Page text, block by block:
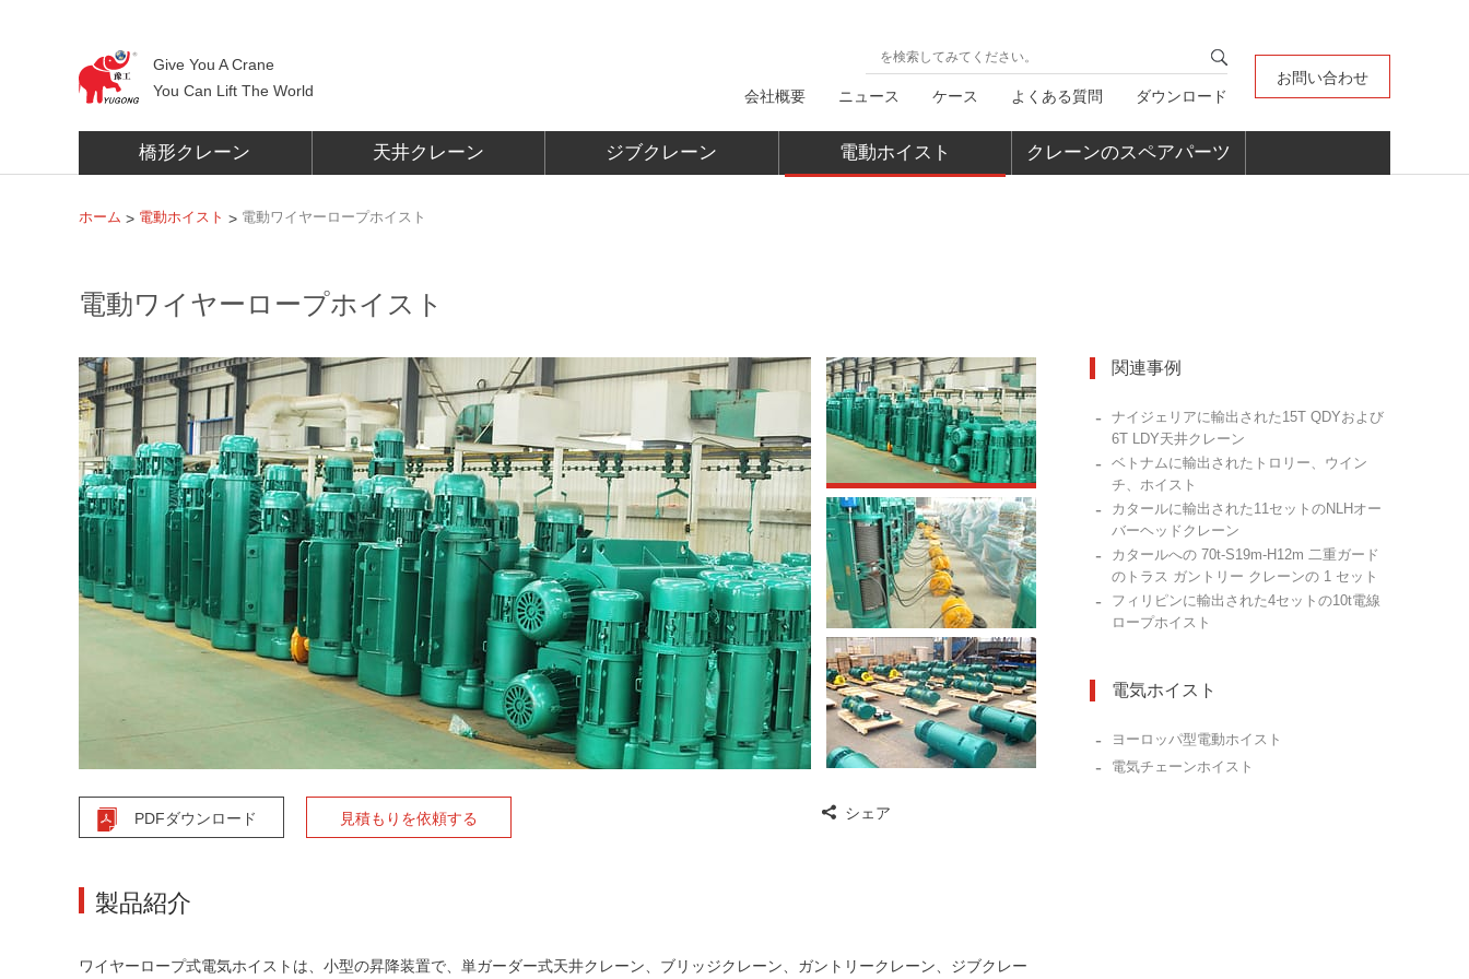
Give You A Crane
You Can Lift The World
お問い合わせ
会社概要
ニュース ケース よくある質問 ダウンロード
橋形クレーン 天井クレーン ジブクレーン 電動ホイスト クレーンのスペアパーツ
ホーム > 電動ホイスト > 電動ワイヤーロープホイスト
電動ワイヤーロープホイスト
PDFダウンロード 見積もりを依頼する シェア
製品紹介
ワイヤーロープ式電気ホイストは、小型の昇降装置で、単ガーダー式天井クレーン、ブリッジクレーン、ガントリークレーン、ジブクレー
関連事例
- ナイジェリアに輸出された15T QDYおよび
6T LDY天井クレーン
- ベトナムに輸出されたトロリー、ウイン
チ、ホイスト
-
カタールに輸出された11セットのNLHオー
バーヘッドクレーン
-
カタールへの 70t-S19m-H12m 二重ガード
のトラス ガントリー クレーンの 1 セット
-
フィリピンに輸出された4セットの10t電線
ロープホイスト
電気ホイスト
- ヨーロッパ型電動ホイスト
- 電気チェーンホイスト